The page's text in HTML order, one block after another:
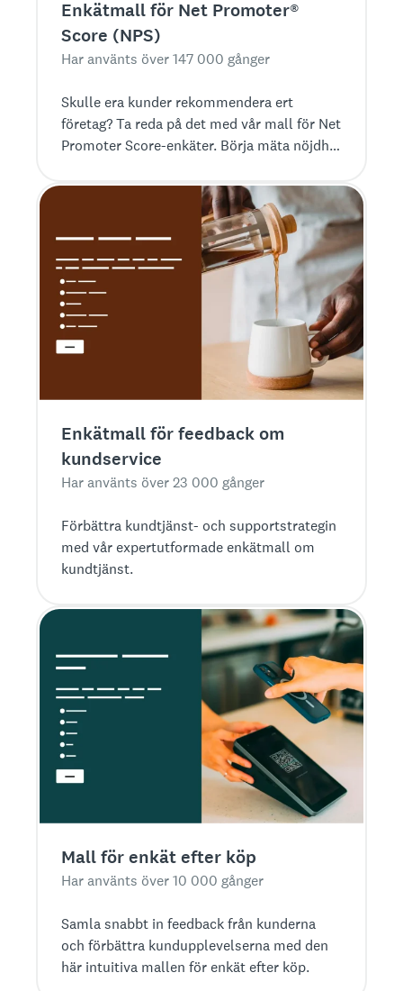
Enkätmall för Net Promoter®
Score (NPS)
Har använts över 147 000 gånger
Skulle era kunder rekommendera ert
företag? Ta reda på det med vår mall för Net
Promoter Score-enkäter. Börja mäta nöjdhet
Enkätmall för feedback om
kundservice
Har använts över 23 000 gånger
Förbättra kundtjänst- och supportstrategin
med vår expertutformade enkätmall om
kundtjänst.
Mall för enkät efter köp
Har använts över 10 000 gånger
Samla snabbt in feedback från kunderna
och förbättra kundupplevelserna med den
här intuitiva mallen för enkät efter köp.